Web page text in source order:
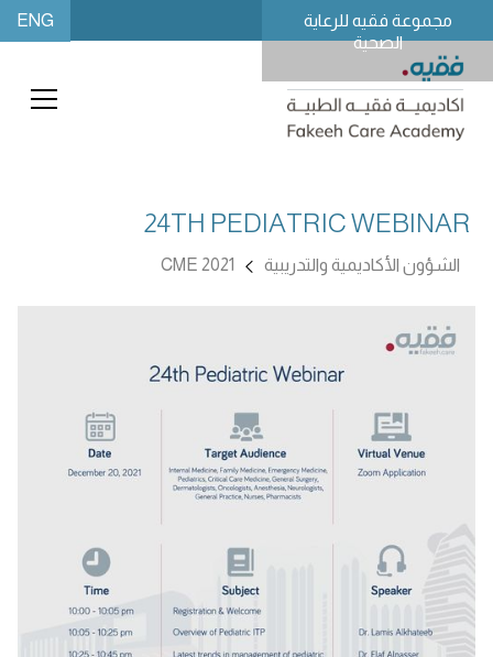
مجموعة فقيه للرعاية
الصحية
ENG
24TH PEDIATRIC WEBINAR
الشؤون الأكاديمية والتدريبية CME 2021